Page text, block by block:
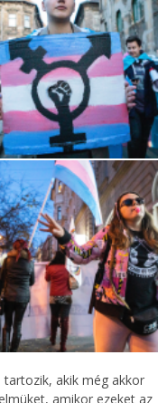
tartozik, akik még akkor
amikor ezeket az